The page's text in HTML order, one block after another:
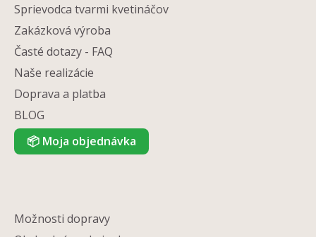
Sprievodca tvarmi kvetináčov
Zakázková výroba
Časté dotazy - FAQ
Naše realizácie
Doprava a platba
BLOG
📦 Moja objednávka
Možnosti dopravy